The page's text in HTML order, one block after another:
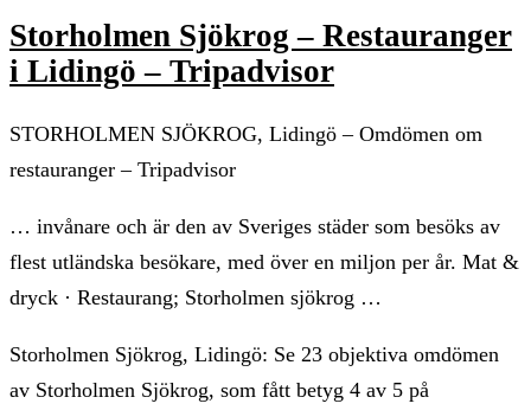
Storholmen Sjökrog – Restauranger
i Lidingö – Tripadvisor
STORHOLMEN SJÖKROG, Lidingö – Omdömen om
restauranger – Tripadvisor
… invånare och är den av Sveriges städer som besöks av
flest utländska besökare, med över en miljon per år. Mat &
dryck · Restaurang; Storholmen sjökrog …
Storholmen Sjökrog, Lidingö: Se 23 objektiva omdömen
av Storholmen Sjökrog, som fått betyg 4 av 5 på